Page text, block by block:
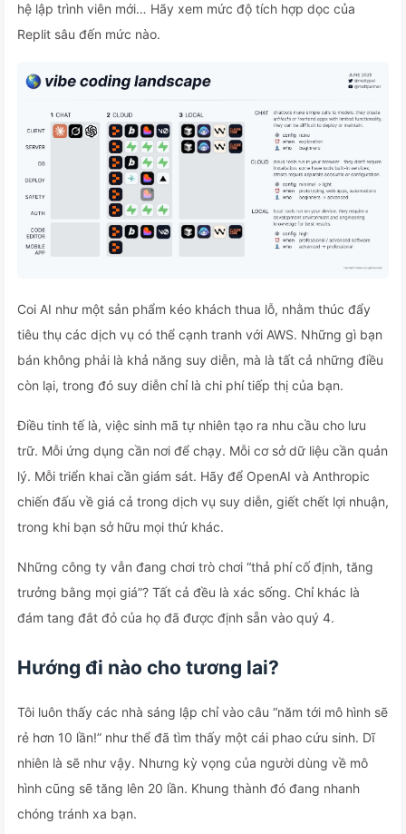
hệ lập trình viên mới… Hãy xem mức độ tích hợp dọc của
Replit sâu đến mức nào.
Coi AI như một sản phẩm kéo khách thua lỗ, nhằm thúc đẩy
tiêu thụ các dịch vụ có thể cạnh tranh với AWS. Những gì bạn
bán không phải là khả năng suy diễn, mà là tất cả những điều
còn lại, trong đó suy diễn chỉ là chi phí tiếp thị của bạn.
Điều tinh tế là, việc sinh mã tự nhiên tạo ra nhu cầu cho lưu
trữ. Mỗi ứng dụng cần nơi để chạy. Mỗi cơ sở dữ liệu cần quản
lý. Mỗi triển khai cần giám sát. Hãy để OpenAI và Anthropic
chiến đấu về giá cả trong dịch vụ suy diễn, giết chết lợi nhuận,
trong khi bạn sở hữu mọi thứ khác.
Những công ty vẫn đang chơi trò chơi “thả phí cố định, tăng
trưởng bằng mọi giá”? Tất cả đều là xác sống. Chỉ khác là
đám tang đắt đỏ của họ đã được định sẵn vào quý 4.
Hướng đi nào cho tương lai?
Tôi luôn thấy các nhà sáng lập chỉ vào câu “năm tới mô hình sẽ
rẻ hơn 10 lần!” như thể đã tìm thấy một cái phao cứu sinh. Dĩ
nhiên là sẽ như vậy. Nhưng kỳ vọng của người dùng về mô
hình cũng sẽ tăng lên 20 lần. Khung thành đó đang nhanh
chóng tránh xa bạn.